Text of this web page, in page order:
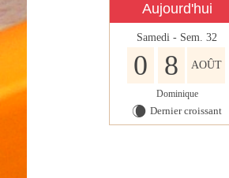
Aujourd'hui
Samedi - Sem. 32
0 8 AOÛT
Dominique
W Dernier croissant